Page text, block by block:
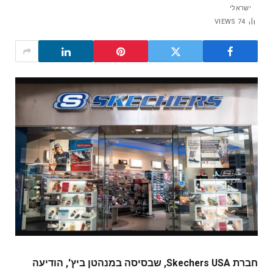
74
VIEWS
חברת Skechers USA, שבסיסה במנהטן ביץ', הודיעה